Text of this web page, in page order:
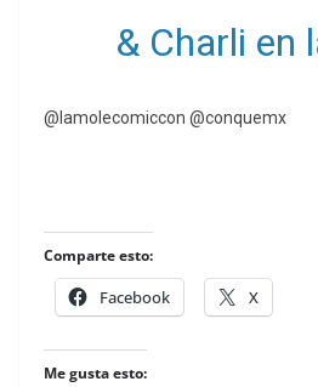
& Charli en
@lamolecomiccon @conquemx
Comparte esto:
Facebook X
Me gusta esto: